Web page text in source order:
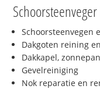
Schoorsteenveger
Schoorsteenvegen
Dakgoten reining
Dakkapel,
Gevelreiniging
Nok reparatie en